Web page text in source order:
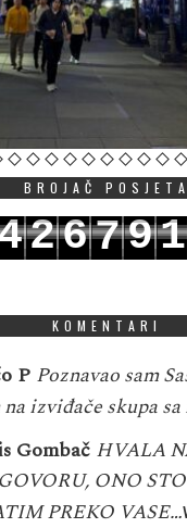
BROJAČ POSJETA
26791
KOMENTARI
P Poznavao sam
na izviđače skupa
Gombač HVALA
ONO
PREKO VASE…